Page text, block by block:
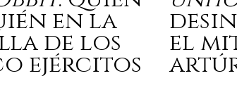
en la
de los
ejércitos
el